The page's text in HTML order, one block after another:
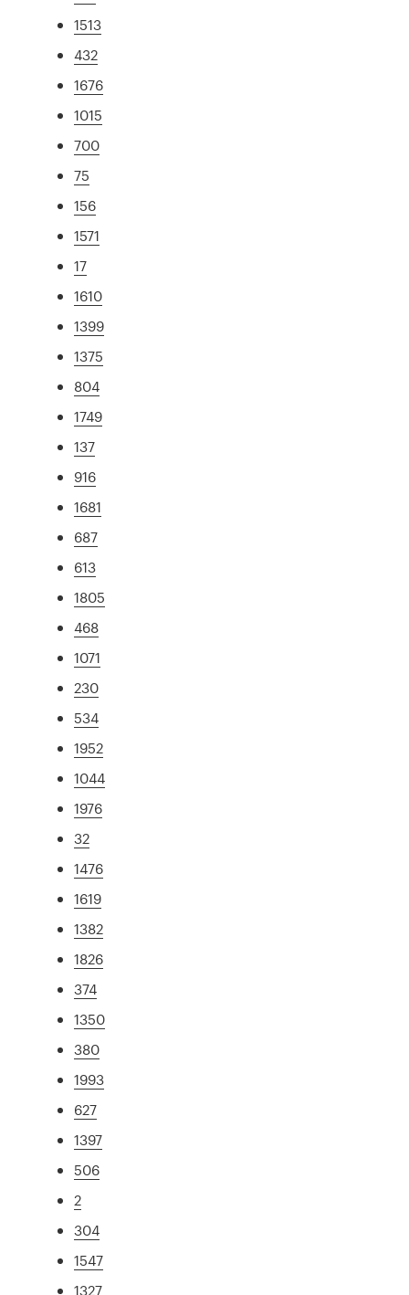
1513
432
1676
1015
700
75
156
1571
17
1610
1399
1375
804
1749
137
916
1681
687
613
1805
468
1071
230
534
1952
1044
1976
32
1476
1619
1382
1826
374
1350
380
1993
627
1397
506
2
304
1547
1327